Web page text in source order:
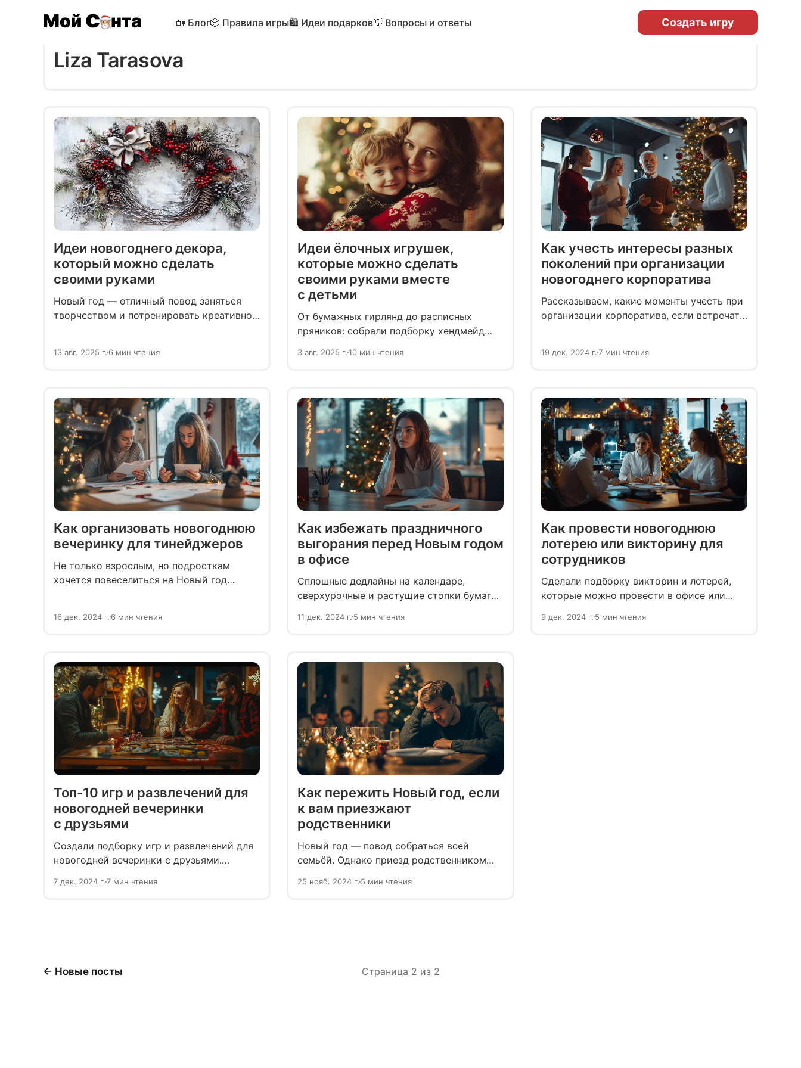
🏡 Блог🎲 Правила игры🛍️ Идеи подарков💡 Вопросы и ответы Создать игру
Liza Tarasova
Идеи новогоднего декора,
который можно сделать
своими руками
Новый год — отличный повод заняться
творчеством и потренировать креативное
в канун праздника своими руками.
13 авг. 2025 г. 6 мин чтения
Идеи ёлочных игрушек,
которые можно сделать
своими руками вместе
с детьми
От бумажных гирлянд до расписных
пряников: собрали подборку хендмейд
вместе с детьми к Новому году.
3 авг. 2025 г.10 мин чтения
Как учесть интересы разных
поколений при организации
новогоднего корпоратива
Рассказываем, какие моменты учесть при
организации корпоратива, если встречать
сделать праздник интересным
19 дек. 2024 г.7 мин чтения
Как организовать новогоднюю
вечеринку для тинейджеров
Не только взрослым, но подросткам
хочется повеселиться на Новый год
заниматься организацией вечеринки
с требованиями безопасности
и возможностями родителей.
16 дек. 2024 г. 6 мин чтения
Как избежать праздничного
выгорания перед Новым годом
в офисе
Сплошные дедлайны на календаре,
сверхурочные и растущие стопки бумаг
многих офисных сотрудников. При такой
Рассказываем, как поднять мотивацию,
избежать выгорания и создать новогоднее
настроение.
11 дек. 2024 г.5 мин чтения
Как провести новогоднюю
лотерею или викторину для
сотрудников
Сделали подборку викторин и лотерей,
которые можно провести в офисе или
с коллегами избежать эмоционального
9 дек. 2024 г.5 мин чтения
Топ-10 игр и развлечений для
новогодней вечеринки
с друзьями
Создали подборку игр и развлечений для
новогодней вечеринки с друзьями.
праздничную ночь, а заодно раскроем
7 дек. 2024 г.7 мин чтения
Как пережить Новый год, если
к вам приезжают
родственники
Новый год — повод собраться всей
семьёй. Однако приезд родственником
25 нояб. 2024 г.5 мин чтения
← Новые посты Страница 2 из 2